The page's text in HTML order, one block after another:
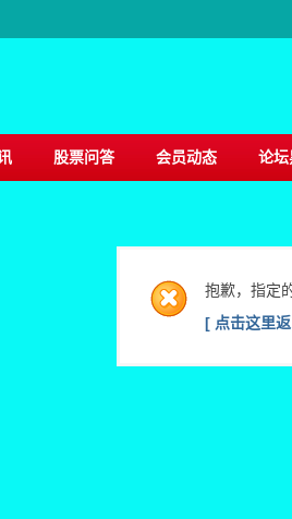
股票问答 会员动态 论坛
抱歉，指定
[ 点击这里